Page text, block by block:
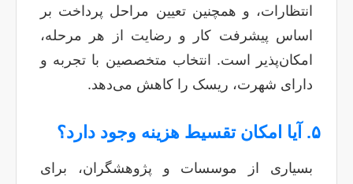
انتظارات، و همچنین تعیین مراحل پرداخت بر
اساس پیشرفت کار و رضایت از هر مرحله،
امکان‌پذیر است. انتخاب متخصصین با تجربه و
دارای شهرت، ریسک را کاهش می‌دهد.
۵. آیا امکان تقسیط هزینه وجود دارد؟
بسیاری از موسسات و پژوهشگران، برای